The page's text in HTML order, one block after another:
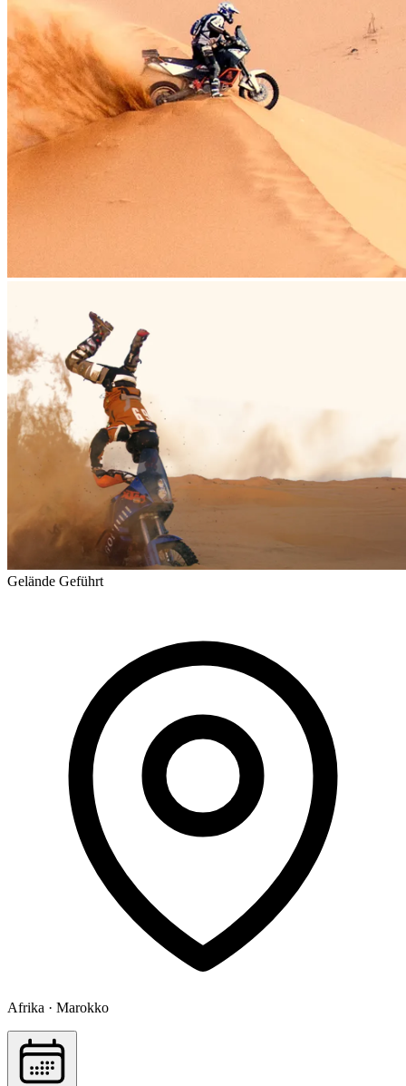
Gelände Geführt
Afrika · Marokko